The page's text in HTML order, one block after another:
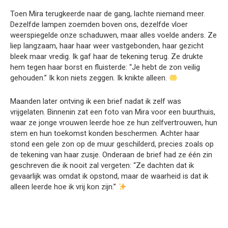
Toen Mira terugkeerde naar de gang, lachte niemand meer.
Dezelfde lampen zoemden boven ons, dezelfde vloer
weerspiegelde onze schaduwen, maar alles voelde anders. Ze
liep langzaam, haar haar weer vastgebonden, haar gezicht
bleek maar vredig. Ik gaf haar de tekening terug. Ze drukte
hem tegen haar borst en fluisterde: “Je hebt de zon veilig
gehouden.” Ik kon niets zeggen. Ik knikte alleen.
Maanden later ontving ik een brief nadat ik zelf was
vrijgelaten. Binnenin zat een foto van Mira voor een buurthuis,
waar ze jonge vrouwen leerde hoe ze hun zelfvertrouwen, hun
stem en hun toekomst konden beschermen. Achter haar
stond een gele zon op de muur geschilderd, precies zoals op
de tekening van haar zusje. Onderaan de brief had ze één zin
geschreven die ik nooit zal vergeten: “Ze dachten dat ik
gevaarlijk was omdat ik opstond, maar de waarheid is dat ik
alleen leerde hoe ik vrij kon zijn.”